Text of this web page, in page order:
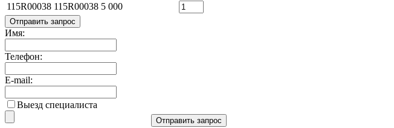
115R00038 115R00038 5 000
Отправить запрос
Имя:
Телефон:
E-mail:
Выезд специалиста
Отправить запрос